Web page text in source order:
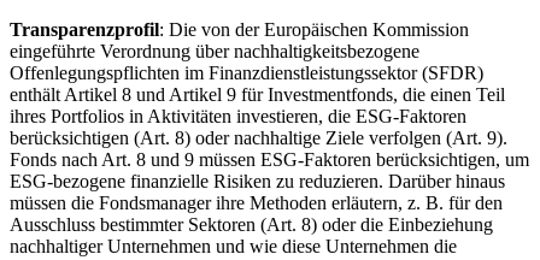
Transparenzprofil: Die von der Europäischen Kommission
eingeführte Verordnung über nachhaltigkeitsbezogene
Offenlegungspflichten im Finanzdienstleistungssektor (SFDR)
enthält Artikel 8 und Artikel 9 für Investmentfonds, die einen Teil
ihres Portfolios in Aktivitäten investieren, die ESG-Faktoren
berücksichtigen (Art. 8) oder nachhaltige Ziele verfolgen (Art. 9).
Fonds nach Art. 8 und 9 müssen ESG-Faktoren berücksichtigen, um
ESG-bezogene finanzielle Risiken zu reduzieren. Darüber hinaus
müssen die Fondsmanager ihre Methoden erläutern, z. B. für den
Ausschluss bestimmter Sektoren (Art. 8) oder die Einbeziehung
nachhaltiger Unternehmen und wie diese Unternehmen die